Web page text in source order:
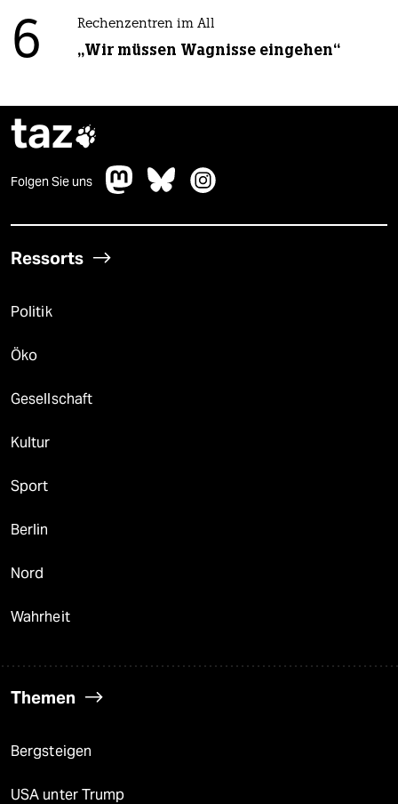
6 Rechenzentren im All
„Wir müssen Wagnisse eingehen“
taz
Folgen Sie uns
Ressorts
Politik
Öko
Gesellschaft
Kultur
Sport
Berlin
Nord
Wahrheit
Themen
Bergsteigen
USA unter Trump